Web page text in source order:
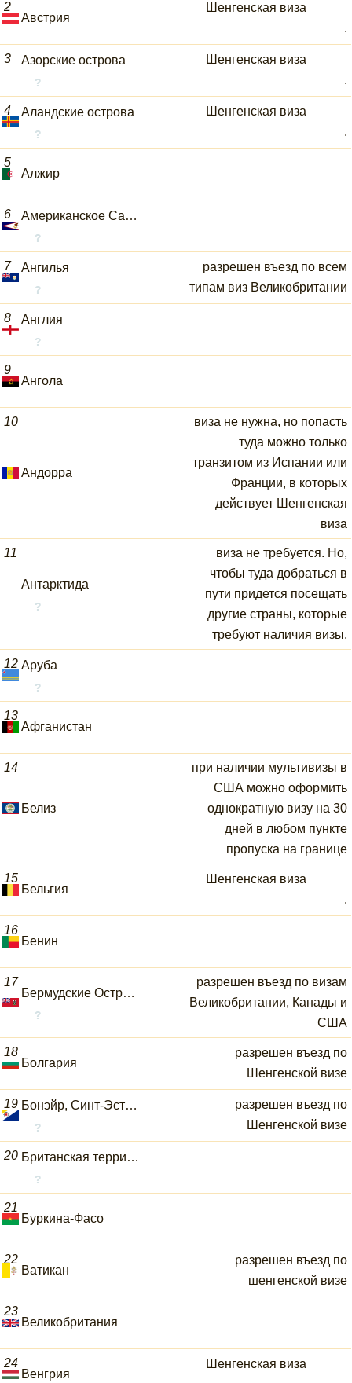
2
Австрия
Шенгенская виза
.
3 Азорские острова
Шенгенская виза
.
4 Аландские острова
Шенгенская виза
.
5
Алжир
6 Американское Самоа
7 Ангилья
разрешен въезд по всем
типам виз Великобритании
8 Англия
9
Ангола
10
Андорра
виза не нужна, но попасть
туда можно только
транзитом из Испании или
Франции, в которых
действует Шенгенская
виза
11
Антарктида
виза не требуется. Но,
чтобы туда добраться в
пути придется посещать
другие страны, которые
требуют наличия визы.
12 Аруба
13
Афганистан
14
Белиз
при наличии мультивизы в
США можно оформить
однократную визу на 30
дней в любом пункте
пропуска на границе
15
Бельгия
Шенгенская виза
.
16
Бенин
17
Бермудские Острова
разрешен въезд по визам
Великобритании, Канады и
США
18
Болгария
разрешен въезд по
Шенгенской визе
19 Бонэйр, Синт-Эстатиус и Саба
разрешен въезд по
Шенгенской визе
20 Британская территория в Индийском океане
21
Буркина-Фасо
22
Ватикан
разрешен въезд по
шенгенской визе
23
Великобритания
24
Венгрия
Шенгенская виза